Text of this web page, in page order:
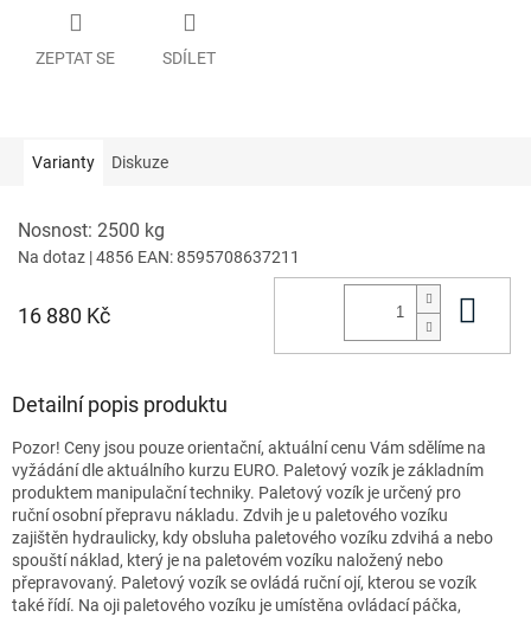
ZEPTAT SE SDÍLET
Varianty Diskuze
Nosnost: 2500 kg
Na dotaz | 4856 EAN:8595708637211
16 880 Kč
Detailní popis produktu
Pozor! Ceny jsou pouze orientační, aktuální cenu Vám sdělíme na
vyžádání dle aktuálního kurzu EURO. Paletový vozík je základním
produktem manipulační techniky. Paletový vozík je určený pro
ruční osobní přepravu nákladu. Zdvih je u paletového vozíku
zajištěn hydraulicky, kdy obsluha paletového vozíku zdvihá a nebo
spouští náklad, který je na paletovém vozíku naložený nebo
přepravovaný. Paletový vozík se ovládá ruční ojí, kterou se vozík
také řídí. Na oji paletového vozíku je umístěna ovládací páčka,